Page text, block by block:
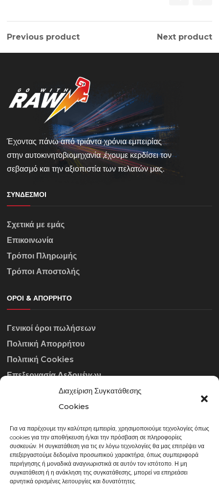
Διαχείριση Συγκατάθεσης
Cookies
Για να παρέχουμε την καλύτερη εμπειρία, χρησιμοποιούμε τεχνολογίες όπως
cookies για την αποθήκευση ή/και την πρόσβαση σε πληροφορίες
συσκευών. Η συγκατάθεση για τις εν λόγω τεχνολογίες θα μας επιτρέψει να
επεξεργαστούμε δεδομένα προσωπικού χαρακτήρα, όπως συμπεριφορά
περιήγησης ή μοναδικά αναγνωριστικά σε αυτόν τον ιστότοπο. Η μη
συγκατάθεση ή η ανάκληση της συγκατάθεσης, μπορεί να επηρεάσει
αρνητικά ορισμένες λειτουργίες και δυνατότητες.
Previous product Next product
Έχοντας πάνω από τριάντα χρόνια εμπειρίας
στην αυτοκινητοβιομηχανία ,έχουμε κερδίσει τον
σεβασμό και την αξιοπιστία των πελατών μας.
ΣΎΝΔΕΣΜΟΙ
Σχετικά με εμάς
Επικοινωνία
Τρόποι Πληρωμής
Τρόποι Αποστολής
ΌΡΟΙ & ΑΠΌΡΡΗΤΟ
Γενικοί όροι πωλήσεων
Πολιτική Απορρήτου
Πολιτική Cookies
Επεξεργασία Δεδομένων
ΣΤΟΙΧΕΊΑ ΕΠΙΚΟΙΝΩΝΊΑΣ
info@gowithraw.gr
24310 35062
Δευ. - Παρ. 08:00 - 20:00